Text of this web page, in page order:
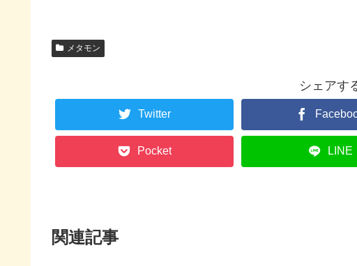
メタモン
シェアす
Twitter
Pocket LINE
関連記事